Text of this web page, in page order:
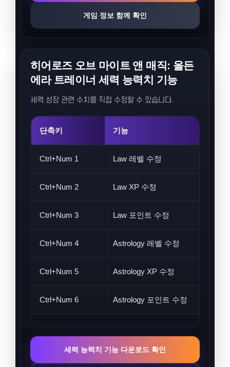
게임 정보 함께 확인
히어로즈 오브 마이트 앤 매직: 올든
에라 트레이너 세력 능력치 기능
세력 성장 관련 수치를 직접 수정할 수 있습니다.
단축키 기능
Ctrl+Num 1 Law 레벨 수정
Ctrl+Num 2 Law XP 수정
Ctrl+Num 3 Law 포인트 수정
Ctrl+Num 4 Astrology 레벨 수정
Ctrl+Num 5 Astrology XP 수정
Ctrl+Num 6 Astrology 포인트 수정
세력 능력치 기능 다운로드 확인